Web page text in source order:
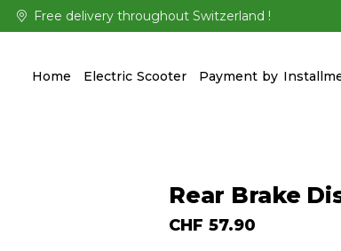
Free delivery throughout Switzerland !
Home Electric Scooter Payment by
Rear Brake
CHF 57.90